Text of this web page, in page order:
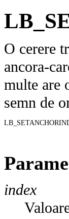
O cerere
ancora-
multe are
semn de
index